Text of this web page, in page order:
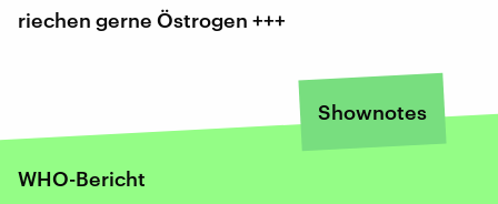
riechen gerne Östrogen +++
Shownotes
WHO-Bericht